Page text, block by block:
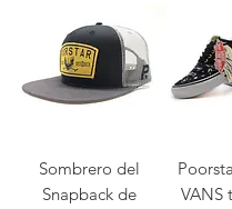
Sombrero del
Snapback de
VANS